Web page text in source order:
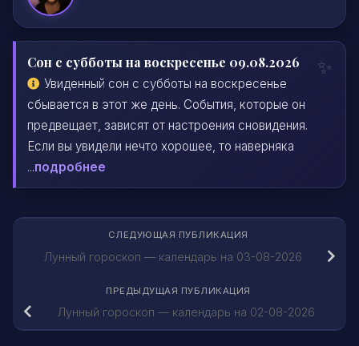
Сон с субботы на воскресенье 09.08.2026
Увиденный сон с субботы на воскресенье
сбывается в этот же день. События, которые он
предвещает, зависят от настроения сновидения.
Если вы увидели нечто хорошее, то наверняка
...подробнее
СЛЕДУЮЩАЯ ПУБЛИКАЦИЯ
Лунный гороскоп — календарь на 03-08-2026
ПРЕДЫДУЩАЯ ПУБЛИКАЦИЯ
Лунный гороскоп — календарь на 02-08-2026